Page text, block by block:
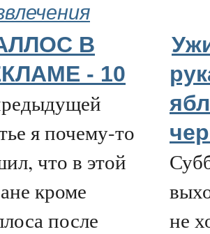
В
- 10
я почему-то
что в этой
кроме
после
не